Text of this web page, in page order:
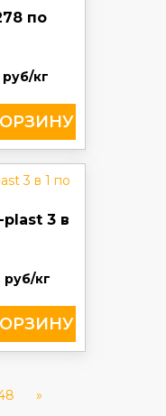
по
руб/кг
3 в
руб/кг
»